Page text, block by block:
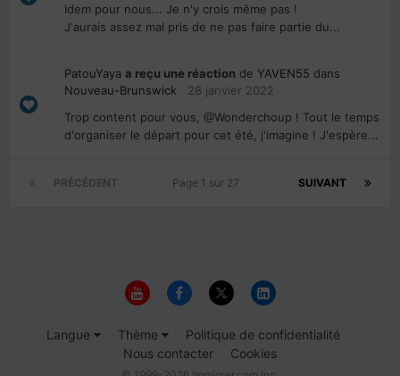
Idem pour nous... Je n'y crois même pas !
J'aurais assez mal pris de ne pas faire partie du...
PatouYaya a reçu une réaction de YAVEN55 dans
Nouveau-Brunswick
28 janvier 2022
Trop content pour vous, @Wonderchoup ! Tout le temps
d'organiser le départ pour cet été, j'imagine ! J'espère...
PRÉCÉDENT SUIVANT
Page 1 sur 27
Langue Thème
Politique de confidentialité
Nous contacter
Cookies